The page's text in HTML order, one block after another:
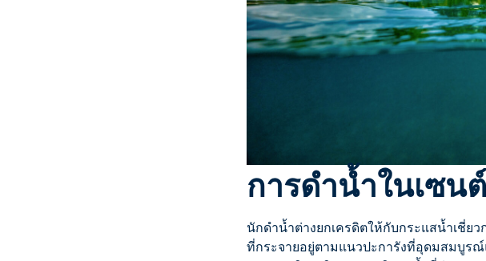
การดำน้ำในเซน
นักดำน้ำต่างยกเครดิตให้กับกระแสน้ำเชี่ยว
ที่กระจายอยู่ตามแนวปะการังที่อุดมสมบูร